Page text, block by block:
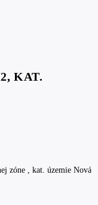
KAT.
zóne , kat. územie Nová